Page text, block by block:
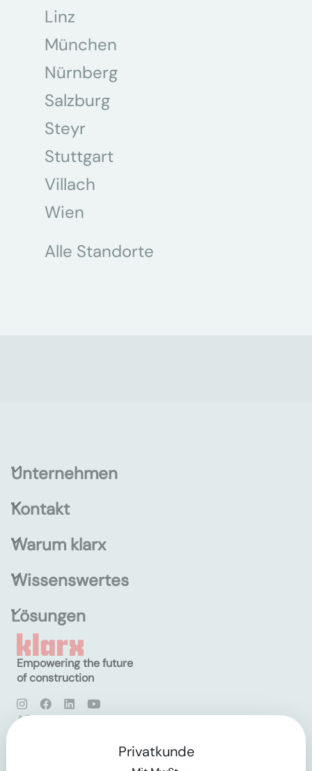
Linz
München
Nürnberg
Salzburg
Steyr
Stuttgart
Villach
Wien
Alle Standorte
Unternehmen
Kontakt
Warum klarx
Wissenswertes
Lösungen
Empowering the future
of construction
AGB
Privatkunde